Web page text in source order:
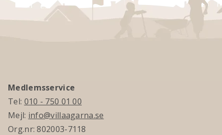
Medlemsservice
Tel: 010 - 750 01 00
Mejl: info@villaagarna.se
Org.nr: 802003-7118